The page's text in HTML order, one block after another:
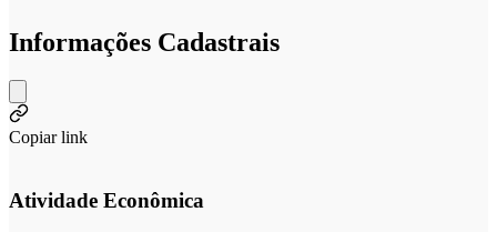
Informações Cadastrais
Copiar link
Atividade Econômica